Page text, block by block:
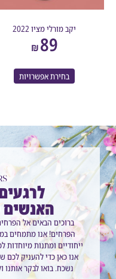
יקב מורלי מציו 2022
בחירת אפשרויות
לרגעים
האנשים
ברוכים הבאים אל הפרחים של
הפרחים! אנו מתמחים במגוון רחב
ייחודיים ומתנות מיוחדות לכל
אנו כאן כדי להעניק לכם שירות
נשכח. בואו לבקר אותנו ולגלות